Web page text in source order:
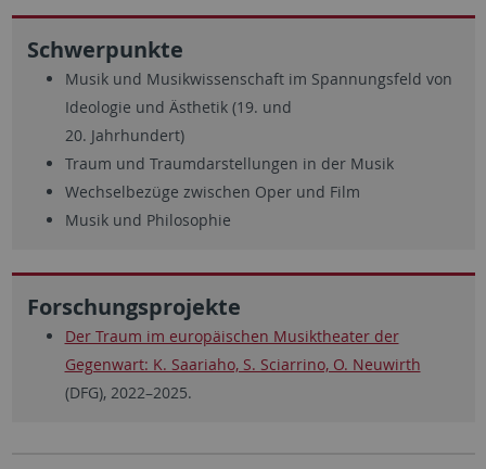
Schwerpunkte
Musik und Musikwissenschaft im Spannungsfeld von
Ideologie und Ästhetik (19. und
20. Jahrhundert)
Traum und Traumdarstellungen in der Musik
Wechselbezüge zwischen Oper und Film
Musik und Philosophie
Forschungsprojekte
Der Traum im europäischen Musiktheater der
Gegenwart: K. Saariaho, S. Sciarrino, O. Neuwirth
(DFG), 2022–2025.